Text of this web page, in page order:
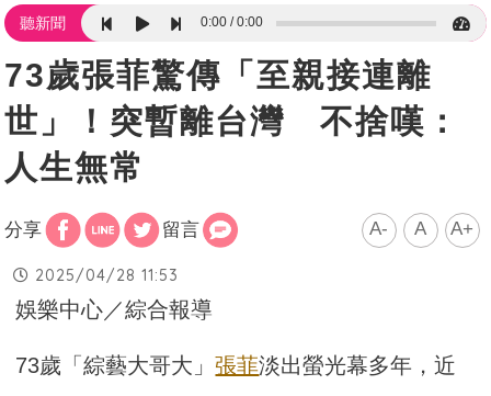
聽新聞 0:00 0:00
73歲張菲驚傳「至親接連離
世」！突暫離台灣 不捨嘆：
人生無常
分享 留言 A- A A+
2025/04/28 11:53
娛樂中心／綜合報導
73歲「綜藝大哥大」張菲淡出螢光幕多年，近